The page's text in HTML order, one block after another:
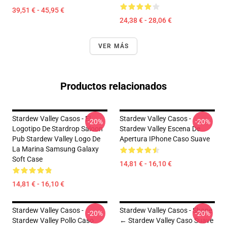
39,51 € - 45,95 €
24,38 € - 28,06 €
VER MÁS
Productos relacionados
Stardew Valley Casos - El
Logotipo De Stardrop Saloon
Pub Stardew Valley Logo De
La Marina Samsung Galaxy
Soft Case
14,81 € - 16,10 €
-20%
Stardew Valley Casos -
Stardew Valley Escena De
Apertura IPhone Caso Suave
14,81 € - 16,10 €
-20%
Stardew Valley Casos -
Stardew Valley Pollo Caso
-20%
Stardew Valley Casos - Shane
← Stardew Valley Caso Suave
-20%